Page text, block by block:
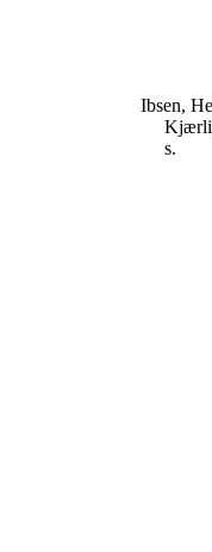
Ibsen,
s.